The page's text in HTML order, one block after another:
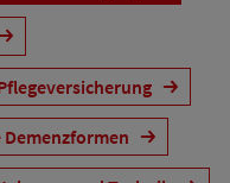
Demenzformen